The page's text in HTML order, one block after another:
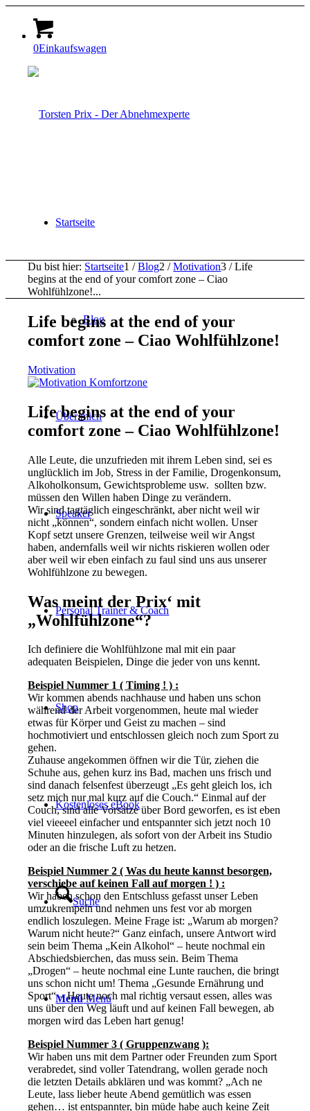
0Einkaufswagen
Startseite
Blog
Über mich
Speaker
Personal Trainer & Coach
Shop
Kostenloses eBook
Suche
Menü Menü
Du bist hier: Startseite1 / Blog2 / Motivation3 / Life
begins at the end of your comfort zone – Ciao
Wohlfühlzone!...
Life begins at the end of your
comfort zone – Ciao Wohlfühlzone!
Motivation
Life begins at the end of your
comfort zone – Ciao Wohlfühlzone!
Alle Leute, die unzufrieden mit ihrem Leben sind, sei es
unglücklich im Job, Stress in der Familie, Drogenkonsum,
Alkoholkonsum, Gewichtsprobleme usw. sollten bzw.
müssen den Willen haben Dinge zu verändern.
Wir sind tagtäglich eingeschränkt, aber nicht weil wir
nicht „können“, sondern einfach nicht wollen. Unser
Kopf setzt unsere Grenzen, teilweise weil wir Angst
haben, andernfalls weil wir nichts riskieren wollen oder
aber weil wir eben einfach zu faul sind uns aus unserer
Wohlfühlzone zu bewegen.
Was meint der Prix‘ mit
„Wohlfühlzone“?
Ich definiere die Wohlfühlzone mal mit ein paar
adequaten Beispielen, Dinge die jeder von uns kennt.
Beispiel Nummer 1 ( Timing ! ) :
Wir kommen abends nachhause und haben uns schon
während der Arbeit vorgenommen, heute mal wieder
etwas für Körper und Geist zu machen – sind
hochmotiviert und entschlossen gleich noch zum Sport zu
gehen.
Zuhause angekommen öffnen wir die Tür, ziehen die
Schuhe aus, gehen kurz ins Bad, machen uns frisch und
sind danach felsenfest überzeugt „Es geht gleich los, ich
setz mich nur mal kurz auf die Couch.“ Einmal auf der
Couch, sind alle Vorsätze über Bord geworfen, es ist eben
viel vieeeel einfacher und entspannter sich jetzt noch 10
Minuten hinzulegen, als sofort von der Arbeit ins Studio
oder an die frische Luft zu hetzen.
Beispiel Nummer 2 ( Was du heute kannst besorgen,
verschiebe auf keinen Fall auf morgen ! ) :
Wir haben schon den Entschluss gefasst unser Leben
umzukrempeln und nehmen uns fest vor ab morgen
endlich loszulegen. Meine Frage ist: „Warum ab morgen?
Warum nicht heute?“ Ganz einfach, unsere Antwort wird
sein beim Thema „Kein Alkohol“ – heute nochmal ein
Abschiedsbierchen, das muss sein. Beim Thema
„Drogen“ – heute nochmal eine Lunte rauchen, die bringt
uns schon nicht um! Thema „Gesunde Ernährung und
Sport“ – Heute noch mal richtig versaut essen, alles was
uns über den Weg läuft und auf keinen Fall bewegen, ab
morgen wird das Leben hart genug!
Beispiel Nummer 3 ( Gruppenzwang ):
Wir haben uns mit dem Partner oder Freunden zum Sport
verabredet, sind voller Tatendrang, wollen gerade noch
die letzten Details abklären und was kommt? „Ach ne
Leute, lass lieber heute Abend gemütlich was essen
gehen… ist entspannter, bin müde habe auch keine Zeit